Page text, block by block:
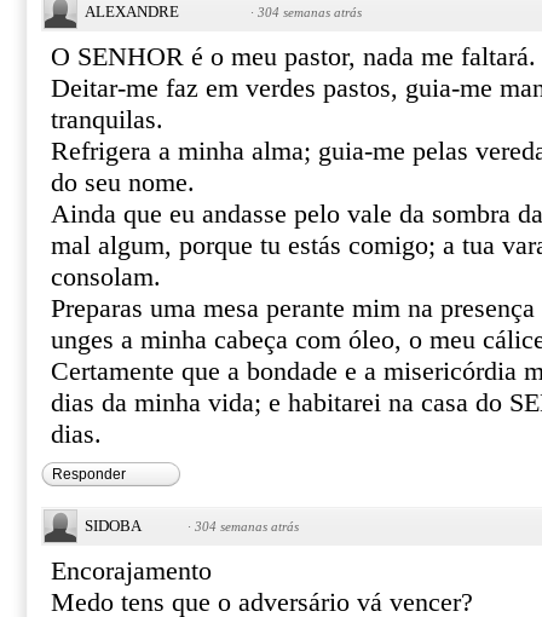
ALEXANDRE · 304 semanas atrás
O SENHOR é o meu pastor, nada me faltará.
Deitar-me faz em verdes pastos, guia-me
tranquilas.
Refrigera a minha alma; guia-me pelas
do seu nome.
Ainda que eu andasse pelo vale da sombra
mal algum, porque tu estás comigo; a tua
consolam.
Preparas uma mesa perante mim na
unges a minha cabeça com óleo, o meu
Certamente que a bondade e a misericórdia
dias da minha vida; e habitarei na casa do
dias.
Responder
SIDOBA · 304 semanas atrás
Encorajamento
Medo tens que o adversário vá vencer?